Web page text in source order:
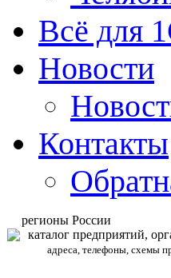
Всё для
Новости
Контакты
регионы России
каталог предприятий,
адреса, телефоны, схемы